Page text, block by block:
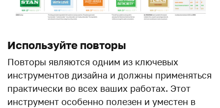
Используйте повторы
Повторы являются одним из ключевых
инструментов дизайна и должны применяться
практически во всех ваших работах. Этот
инструмент особенно полезен и уместен в